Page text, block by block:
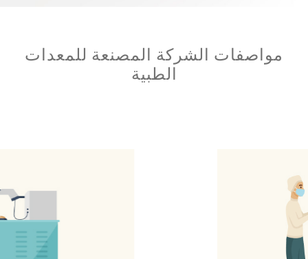
مواصفات الشركة المصنعة للمعدات
الطبية